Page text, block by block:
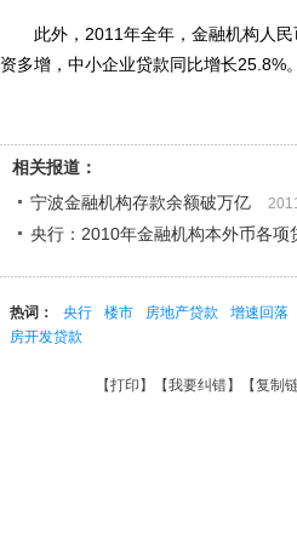
此外，2011年全年，金融机构人民
资多增，中小企业贷款同比增长25.8%
相关报道：
宁波金融机构存款余额破万亿
央行：2010年金融机构本外币各项
热词： 央行 楼市 房地产贷款 增速回落
房开发贷款
【打印 】【我要纠错】【复制